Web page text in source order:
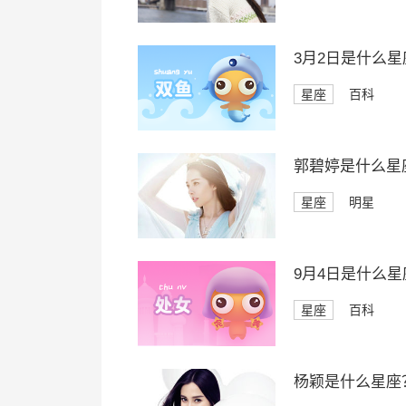
3月2日是什么星
星座 百科
郭碧婷是什么星
星座 明星
9月4日是什么星
星座 百科
杨颖是什么星座